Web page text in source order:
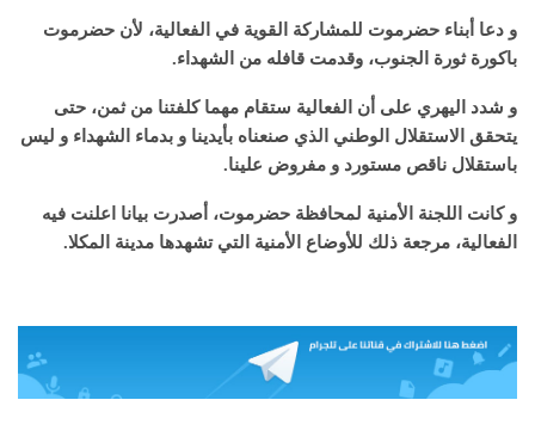
و دعا أبناء حضرموت للمشاركة القوية في الفعالية، لأن حضرموت
باكورة ثورة الجنوب، وقدمت قافله من الشهداء.
و شدد اليهري على أن الفعالية ستقام مهما كلفتنا من ثمن، حتى
يتحقق الاستقلال الوطني الذي صنعناه بأيدينا و بدماء الشهداء و ليس
باستقلال ناقص مستورد و مفروض علينا.
و كانت اللجنة الأمنية لمحافظة حضرموت، أصدرت بيانا اعلنت فيه
الفعالية، مرجعة ذلك للأوضاع الأمنية التي تشهدها مدينة المكلا.